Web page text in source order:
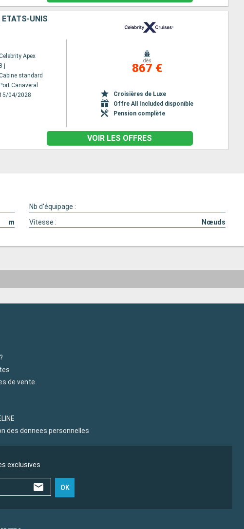
ÉTATS-UNIS
Apex
8 j
standard
Port Canaveral
15/04/2028
dès
867 €
Croisières de Luxe
Offre All Included disponible
Pension complète
VOIR LES OFFRES
Nb d'équipage :
m Vitesse : Nœuds
de vente
des donnees personnelles
exclusives
OK